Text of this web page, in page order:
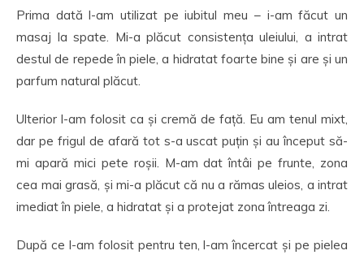
Prima dată l-am utilizat pe iubitul meu – i-am făcut un
masaj la spate. Mi-a plăcut consistența uleiului, a intrat
destul de repede în piele, a hidratat foarte bine și are și un
parfum natural plăcut.
Ulterior l-am folosit ca și cremă de față. Eu am tenul mixt,
dar pe frigul de afară tot s-a uscat puțin și au început să-
mi apară mici pete roșii. M-am dat întâi pe frunte, zona
cea mai grasă, și mi-a plăcut că nu a rămas uleios, a intrat
imediat în piele, a hidratat și a protejat zona întreaga zi.
După ce l-am folosit pentru ten, l-am încercat și pe pielea